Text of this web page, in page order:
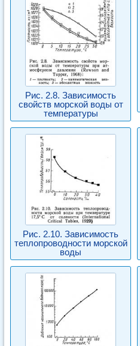
Рис. 2.8. Зависимость
свойств морской воды от
температуры
Рис. 2.10. Зависимость
теплопроводности морской
воды